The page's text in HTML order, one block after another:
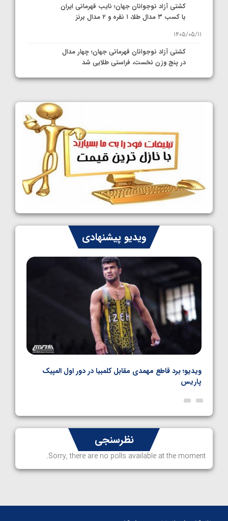
کشتی آزاد نوجوانان جهان؛ نایب قهرمانی ایران
با کسب ۳ مدال طلا، ۱ نقره و ۲ مدال برنز
1405/05/11
کشتی آزاد نوجوانان قهرمانی جهان؛ چهار مدال
در پنج وزن نخست، فراستی طلایی شد
1405/05/11
کشتی آزاد نوجوانان جهان؛ رقبای نمایندگان
ایران مشخص شدند
1405/05/08
کشتی فرنگی نوجوانان جهان؛ سکوی تیمی
سوم برای ایران
1405/05/07
ایران چشم به راه چهار مدال در پنج وزن دوم
کشتی فرنگی نوجوانان جهان
1405/05/06
ویدیو پیشنهادی
ویدیو؛ برد قاطع مهمدی مقابل کلمبیا در دور اول المپیک
پاریس
نظرسنجی
Sorry, there are no polls available at the moment.